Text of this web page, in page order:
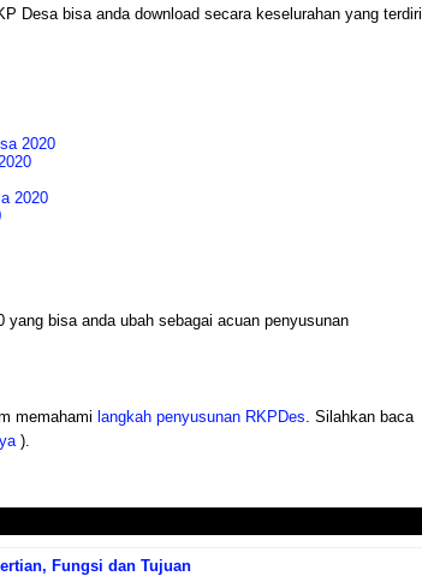
Desa bisa anda download secara keselurahan yang terdiri
2020
2020
yang bisa anda ubah sebagai acuan penyusunan
memahami langkah penyusunan RKPDes. Silahkan baca
).
Fungsi dan Tujuan